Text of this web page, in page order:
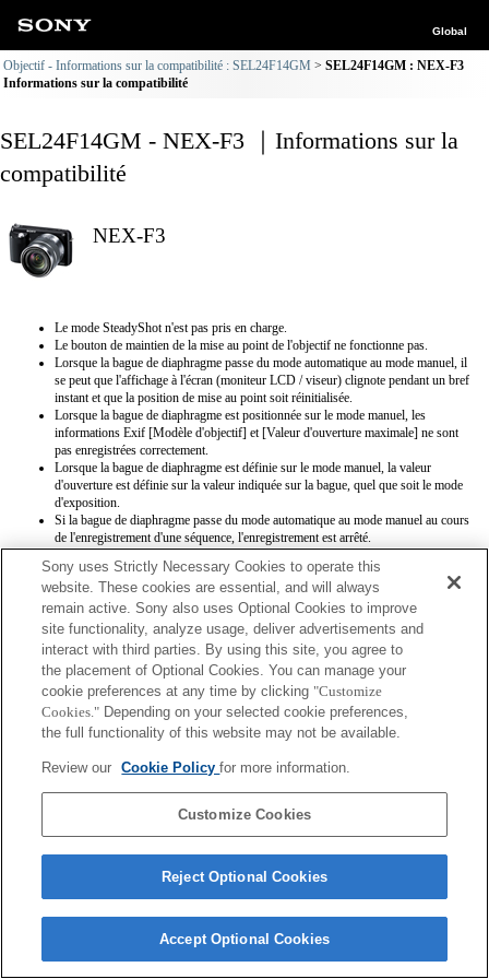
Global
Objectif - Informations sur la compatibilité : SEL24F14GM
SEL24F14GM : NEX-F3
Informations sur la compatibilité
SEL24F14GM - NEX-F3 ｜Informations sur la
compatibilité
NEX-F3
Le mode SteadyShot n'est pas pris en charge.
Le bouton de maintien de la mise au point de l'objectif ne fonctionne pas.
Lorsque la bague de diaphragme passe du mode automatique au mode manuel, il
se peut que l'affichage à l'écran (moniteur LCD / viseur) clignote pendant un bref
instant et que la position de mise au point soit réinitialisée.
Lorsque la bague de diaphragme est positionnée sur le mode manuel, les
informations Exif [Modèle d'objectif] et [Valeur d'ouverture maximale] ne sont
pas enregistrées correctement.
Lorsque la bague de diaphragme est définie sur le mode manuel, la valeur
d'ouverture est définie sur la valeur indiquée sur la bague, quel que soit le mode
d'exposition.
Si la bague de diaphragme passe du mode automatique au mode manuel au cours
de l'enregistrement d'une séquence, l'enregistrement est arrêté.
en mode d'économie d'énergie n'est pas étendue.
Si la bague de diaphragme est positionnée sur le mode manuel, le contrôle du
floutage d'arrière-plan du mode Créativité photo ne fonctionne pas correctement.
Cependant, l'affichage à l'écran est présenté normalement.
Les noms d’objectifs Exif ne seront pas correctement enregistrés.
Sony uses Strictly Necessary Cookies to operate this
website. These cookies are essential, and will always
remain active. Sony also uses Optional Cookies to improve
site functionality, analyze usage, deliver advertisements and
interact with third parties. By using this site, you agree to
the placement of Optional Cookies. You can manage your
cookie preferences at any time by clicking "Customize
Cookies." Depending on your selected cookie preferences,
the full functionality of this website may not be available.
Review our Cookie Policyfor more information.
Customize Cookies
Reject Optional Cookies
Accept Optional Cookies